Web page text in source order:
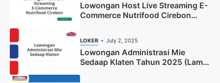
Lowongan Host Live Streaming E-
Commerce Nutrifood Cirebon
LOKER July 2, 2025
Lowongan Administrasi Mie
Sedaap Klaten Tahun 2025 (Lamar